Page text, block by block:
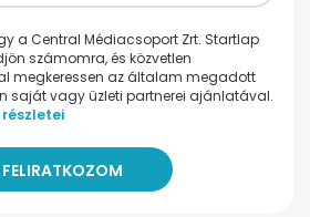
a Central Médiacsoport Zrt. Startlap
számomra, és közvetlen
megkeressen az általam megadott
saját vagy üzleti partnerei ajánlatával.